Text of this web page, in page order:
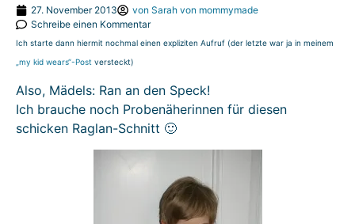
27. November 2013 von Sarah von mommymade
Schreibe einen Kommentar
Ich starte dann hiermit nochmal einen expliziten Aufruf (der letzte war ja in meinem
„my kid wears“-Post versteckt)
Also, Mädels: Ran an den Speck!
Ich brauche noch Probenäherinnen für diesen
schicken Raglan-Schnitt 🙂